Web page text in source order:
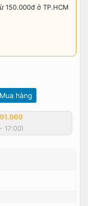
150.000đ ở TP.HCM
Mua hàng
17:00)